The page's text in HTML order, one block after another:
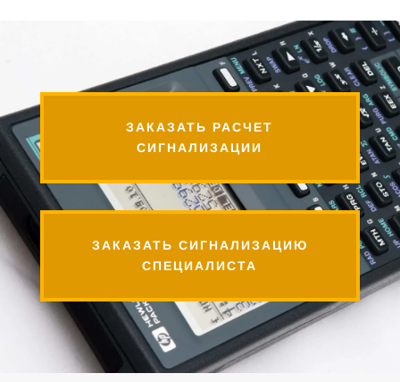
ЗАКАЗАТЬ РАСЧЕТ
СИГНАЛИЗАЦИИ
ЗАКАЗАТЬ СИГНАЛИЗАЦИЮ
СПЕЦИАЛИСТА